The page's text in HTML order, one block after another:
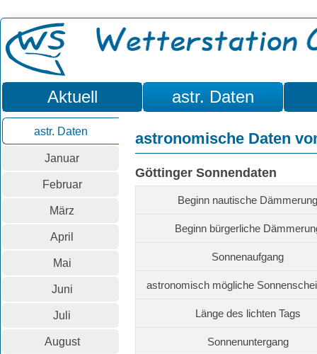
Aktuell astr. Daten
astr. Daten
Januar
Februar
März
April
Mai
Juni
Juli
August
astronomische Daten
Göttinger Sonnendaten
Beginn nautische Dämmerung
Beginn bürgerliche
Sonnenaufgang
astronomisch mögliche
Länge des lichten Tags
Sonnenuntergang